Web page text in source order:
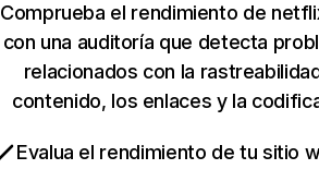
Comprueba el rendimiento de
con una auditoría que detecta
relacionados con la
contenido, los enlaces y la
Evalua el rendimiento de tu sitio